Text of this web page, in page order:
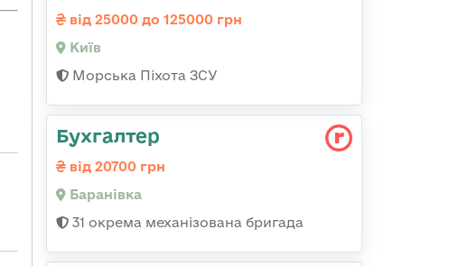
від 25000 до 125000 грн
Київ
Морська Піхота ЗСУ
Бухгалтер
від 20700 грн
Баранівка
31 окрема механізована бригада